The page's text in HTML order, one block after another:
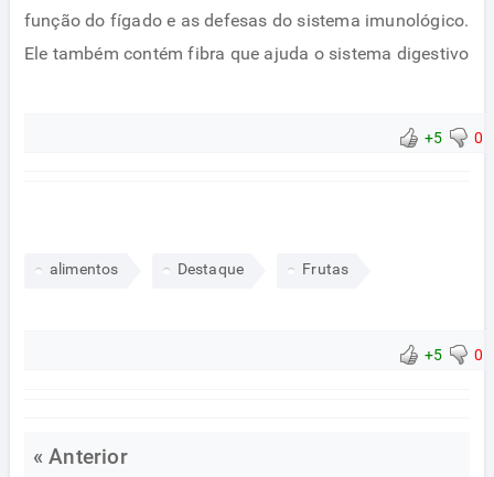
função do fígado e as defesas do sistema imunológico.
Ele também contém fibra que ajuda o sistema digestivo
+5 0
alimentos Destaque Frutas
+5 0
« Anterior